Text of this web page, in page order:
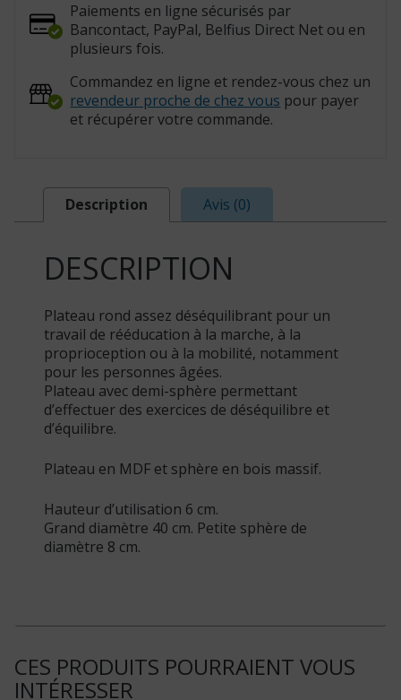
Paiements en ligne sécurisés par
Bancontact, PayPal, Belfius Direct Net ou en
plusieurs fois.
Commandez en ligne et rendez-vous chez un
revendeur proche de chez vous pour payer
et récupérer votre commande.
Description Avis (0)
DESCRIPTION
Plateau rond assez déséquilibrant pour un
travail de rééducation à la marche, à la
proprioception ou à la mobilité, notamment
pour les personnes âgées.
Plateau avec demi-sphère permettant
d’effectuer des exercices de déséquilibre et
d’équilibre.
Plateau en MDF et sphère en bois massif.
Hauteur d’utilisation 6 cm.
Grand diamètre 40 cm. Petite sphère de
diamètre 8 cm.
CES PRODUITS POURRAIENT VOUS
INTÉRESSER